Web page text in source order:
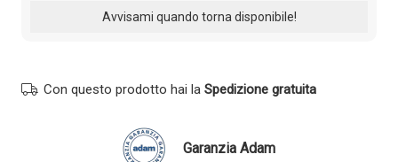
Con questo prodotto hai la Spedizione gratuita
Garanzia Adam